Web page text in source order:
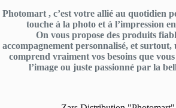
Photomart , c’est votre allié au quotidien
touche à la photo et à l’impression
On vous propose des produits
accompagnement personnalisé, et surtout,
comprend vraiment vos besoins que
l’image ou juste passionné par la